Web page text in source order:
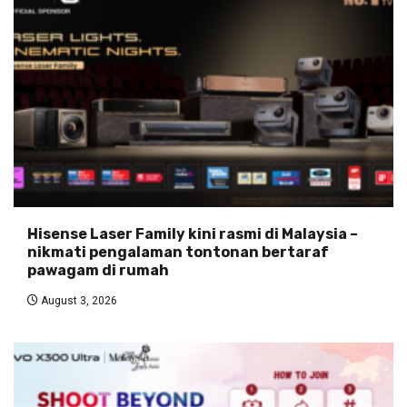
Hisense Laser Family kini rasmi di Malaysia –
nikmati pengalaman tontonan bertaraf
pawagam di rumah
August 3, 2026